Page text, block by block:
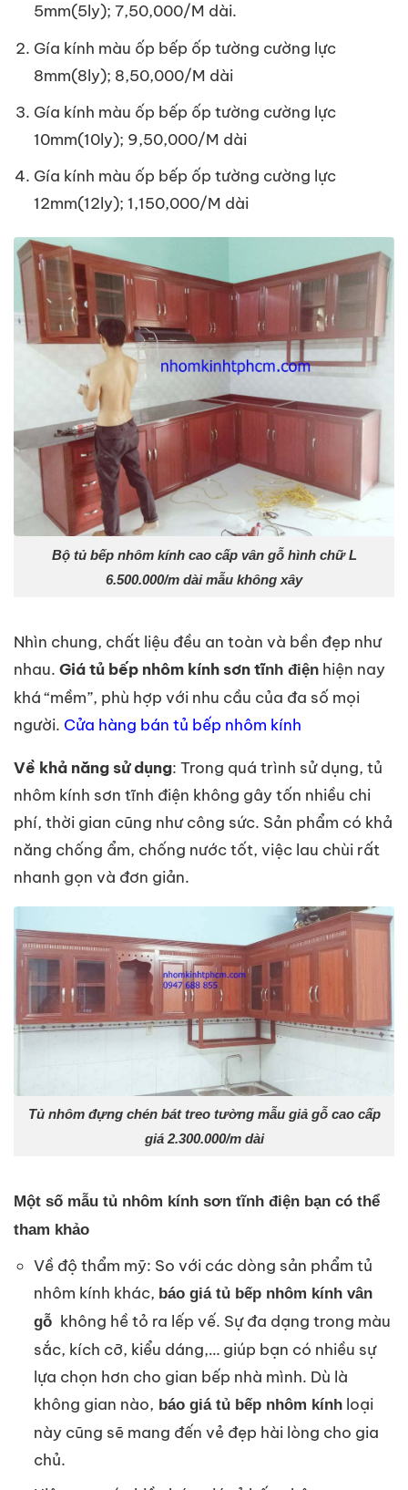
5mm(5ly); 7,50,000/M dài.
Gía kính màu ốp bếp ốp tường cường lực
8mm(8ly); 8,50,000/M dài
Gía kính màu ốp bếp ốp tường cường lực
10mm(10ly); 9,50,000/M dài
Gía kính màu ốp bếp ốp tường cường lực
12mm(12ly); 1,150,000/M dài
Bộ tủ bếp nhôm kính cao cấp vân gỗ hình chữ L
6.500.000/m dài mẫu không xây
Nhìn chung, chất liệu đều an toàn và bền đẹp như
nhau. Giá tủ bếp nhôm kính sơn tĩnh điện hiện nay
khá “mềm”, phù hợp với nhu cầu của đa số mọi
người. Cửa hàng bán tủ bếp nhôm kính
Về khả năng sử dụng: Trong quá trình sử dụng, tủ
nhôm kính sơn tĩnh điện không gây tốn nhiều chi
phí, thời gian cũng như công sức. Sản phẩm có khả
năng chống ẩm, chống nước tốt, việc lau chùi rất
nhanh gọn và đơn giản.
Tủ nhôm đựng chén bát treo tường mẫu giả gỗ cao cấp
giá 2.300.000/m dài
Một số mẫu tủ nhôm kính sơn tĩnh điện bạn có thể
tham khảo
Về độ thẩm mỹ: So với các dòng sản phẩm tủ
nhôm kính khác, báo giá tủ bếp nhôm kính vân
gỗ không hề tỏ ra lếp vế. Sự đa dạng trong màu
sắc, kích cỡ, kiểu dáng,… giúp bạn có nhiều sự
lựa chọn hơn cho gian bếp nhà mình. Dù là
không gian nào, báo giá tủ bếp nhôm kính loại
này cũng sẽ mang đến vẻ đẹp hài lòng cho gia
chủ.